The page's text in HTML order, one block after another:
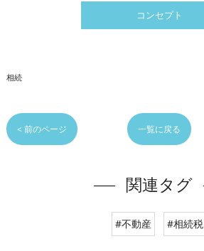
コンセプト
相続
< 前のページ 一覧に戻る
関連タグ
#不動産 #相続税